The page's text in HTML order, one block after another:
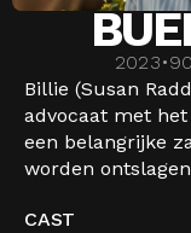
2023•90
Billie (Susan
advocaat met
een belangrijke
worden
CAST